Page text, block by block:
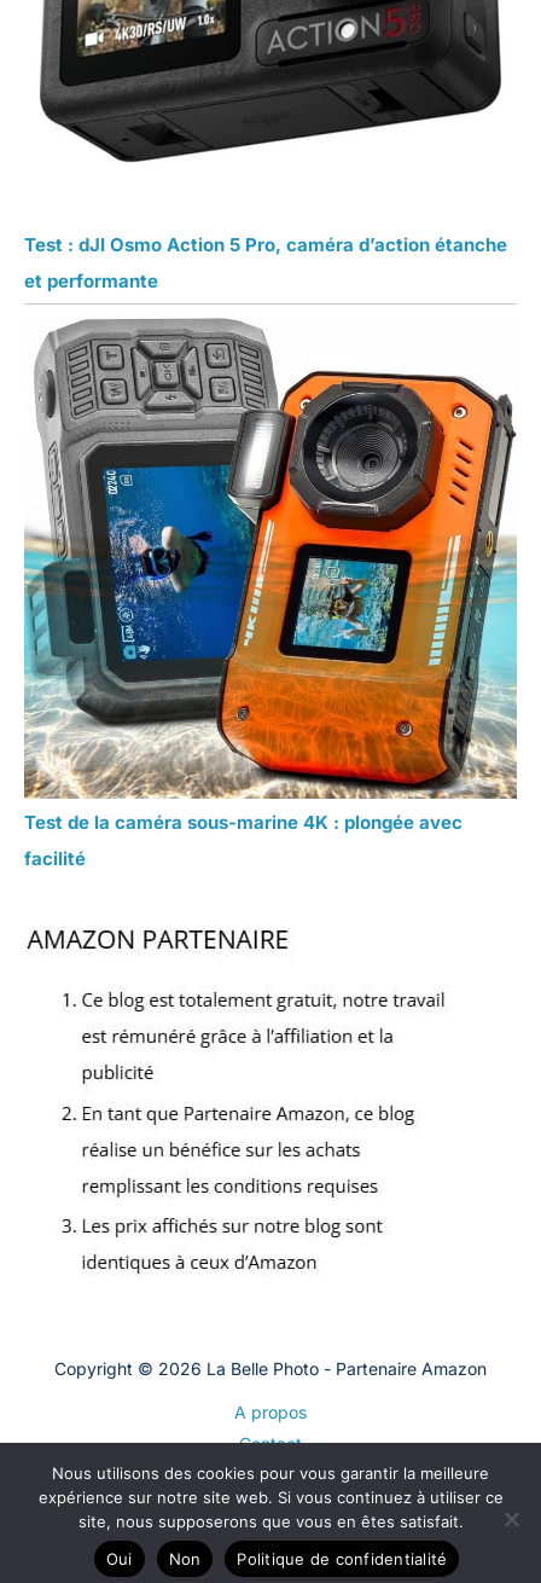
Test : dJI Osmo Action 5 Pro, caméra d’action étanche
et performante
Test de la caméra sous-marine 4K : plongée avec
facilité
Copyright © 2026 La Belle Photo - Partenaire Amazon
A propos
Contact
Plan du site
Mentions légales
Politique de confidentialité
Nous utilisons des cookies pour vous garantir la meilleure
expérience sur notre site web. Si vous continuez à utiliser ce
site, nous supposerons que vous en êtes satisfait.
Oui
Non Politique de confidentialité